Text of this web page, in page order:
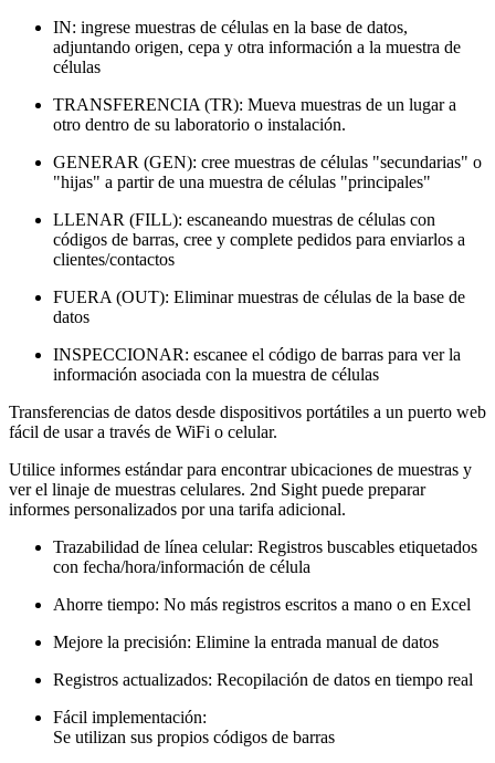
IN: ingrese muestras de células en la base de datos,
adjuntando origen, cepa y otra información a la muestra de
células
TRANSFERENCIA (TR): Mueva muestras de un lugar a
otro dentro de su laboratorio o instalación.
GENERAR (GEN): cree muestras de células "secundarias" o
"hijas" a partir de una muestra de células "principales"
LLENAR (FILL): escaneando muestras de células con
códigos de barras, cree y complete pedidos para enviarlos a
clientes/contactos
FUERA (OUT): Eliminar muestras de células de la base de
datos
INSPECCIONAR: escanee el código de barras para ver la
información asociada con la muestra de células
Transferencias de datos desde dispositivos portátiles a un puerto web
fácil de usar a través de WiFi o celular.
Utilice informes estándar para encontrar ubicaciones de muestras y
ver el linaje de muestras celulares. 2nd Sight puede preparar
informes personalizados por una tarifa adicional.
Trazabilidad de línea celular: Registros buscables etiquetados
con fecha/hora/información de célula
Ahorre tiempo: No más registros escritos a mano o en Excel
Mejore la precisión: Elimine la entrada manual de datos
Registros actualizados: Recopilación de datos en tiempo real
Fácil implementación:
Se utilizan sus propios códigos de barras